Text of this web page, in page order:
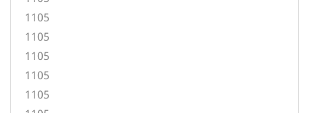
1105
1105
1105
1105
1105